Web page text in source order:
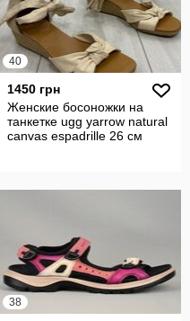
40
1450 грн
Женские босоножки на
танкетке ugg yarrow natural
canvas espadrille 26 см
38